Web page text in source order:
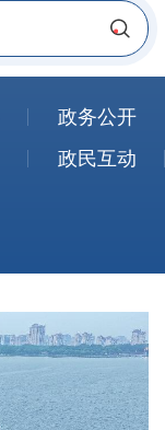
政务公开
政民互动